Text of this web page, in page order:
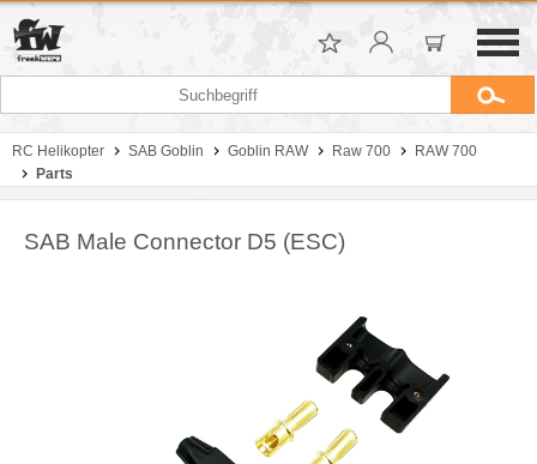
RC Helikopter SAB Goblin Goblin RAW Raw 700
RAW 700
Parts
SAB Male Connector D5 (ESC)